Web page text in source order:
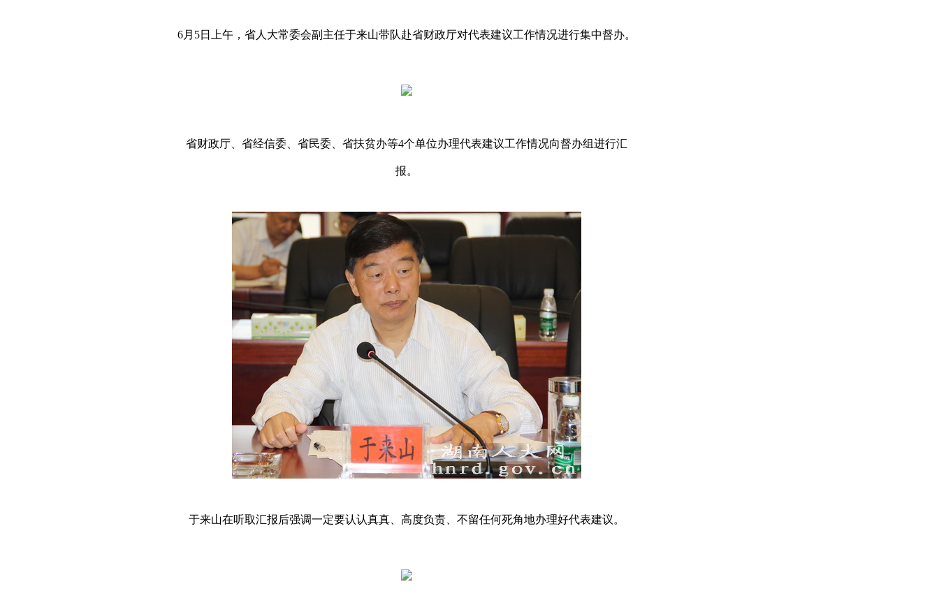
6月5日上午，省人大常委会副主任于来山带队赴省财政厅对代表建议工作情况进行集中督办。
省财政厅、省经信委、省民委、省扶贫办等4个单位办理代表建议工作情况向督办组进行汇
报。
于来山在听取汇报后强调一定要认认真真、高度负责、不留任何死角地办理好代表建议。